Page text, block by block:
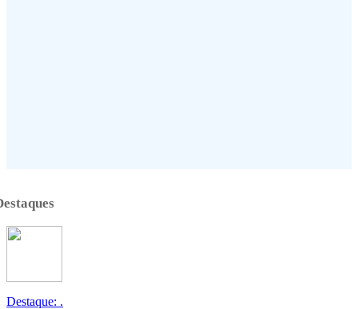
Destaque: .